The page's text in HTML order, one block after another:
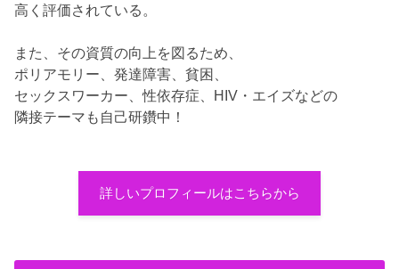
高く評価されている。
また、その資質の向上を図るため、
ポリアモリー、発達障害、貧困、
セックスワーカー、性依存症、HIV・エイズなどの
隣接テーマも自己研鑽中！
詳しいプロフィールはこちらから